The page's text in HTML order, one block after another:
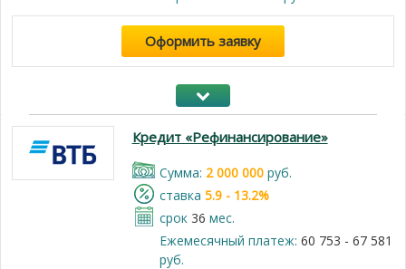
Оформить заявку
Кредит «Рефинансирование»
Cумма: 2 000 000руб.
cтавка 5.9 - 13.2%
срок 36 мес.
Ежемесячный платеж: 60 753 - 67 581
руб.